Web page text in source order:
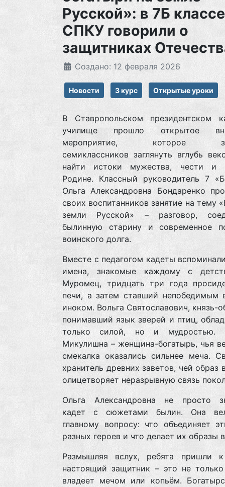
Русской»: в 7Б классе
СПКУ говорили о
защитниках
Создано: 12 февраля 2026
Новости 3 курс Открытые уроки
В Ставропольском президентском
училище прошло открытое
мероприятие, которое
семиклассников заглянуть вглубь
найти истоки мужества, чести и
Родине. Классный руководитель 7
Ольга Александровна Бондаренко
своих воспитанников занятие на тему
земли Русской» – разговор,
былинную старину и современное
воинского долга.
Вместе с педагогом кадеты
имена, знакомые каждому с
Муромец, тридцать три года
печи, а затем ставший непобедимым
иноком. Вольга Святославович, князь-
понимавший язык зверей и птиц,
только силой, но и мудростью.
Микулишна – женщина-богатырь, чья
смекалка оказались сильнее меча.
хранитель древних заветов, чей образ
олицетворяет неразрывную связь
Ольга Александровна не просто
кадет с сюжетами былин. Она
главному вопросу: что объединяет
разных героев и что делает их образы
Размышляя вслух, ребята пришли
настоящий защитник – это не
владеет мечом или копьём.